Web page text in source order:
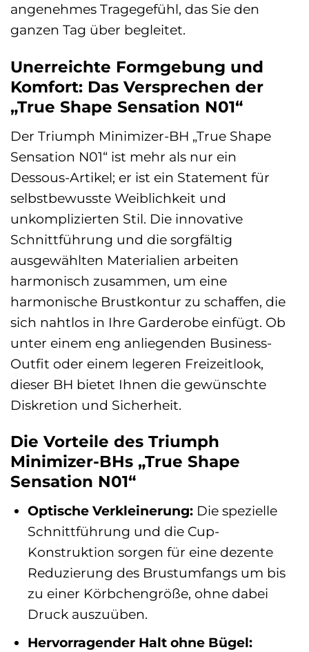
angenehmes Tragegefühl, das Sie den
ganzen Tag über begleitet.
Unerreichte Formgebung und
Komfort: Das Versprechen der
„True Shape Sensation N01“
Der Triumph Minimizer-BH „True Shape
Sensation N01“ ist mehr als nur ein
Dessous-Artikel; er ist ein Statement für
selbstbewusste Weiblichkeit und
unkomplizierten Stil. Die innovative
Schnittführung und die sorgfältig
ausgewählten Materialien arbeiten
harmonisch zusammen, um eine
harmonische Brustkontur zu schaffen, die
sich nahtlos in Ihre Garderobe einfügt. Ob
unter einem eng anliegenden Business-
Outfit oder einem legeren Freizeitlook,
dieser BH bietet Ihnen die gewünschte
Diskretion und Sicherheit.
Die Vorteile des Triumph
Minimizer-BHs „True Shape
Sensation N01“
Optische Verkleinerung:Die spezielle
Schnittführung und die Cup-
Konstruktion sorgen für eine dezente
Reduzierung des Brustumfangs um bis
zu einer Körbchengröße, ohne dabei
Druck auszuüben.
Hervorragender Halt ohne Bügel: